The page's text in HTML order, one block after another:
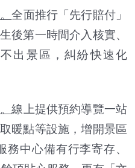
全面推行「先行賠付」
後第一時間介入核實、
出景區，糾紛快速化
線上提供預約導覽一站
暖點等設施，增開景區
中心備有行李寄存、